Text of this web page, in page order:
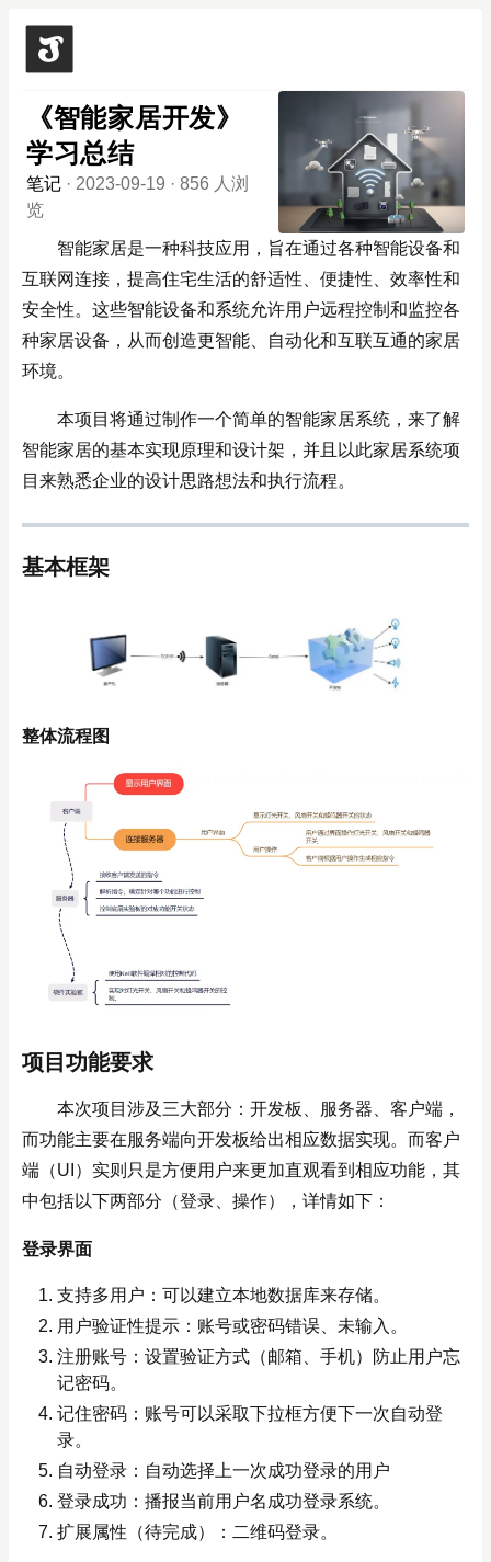
《智能家居开发》
学习总结
笔记 · 2023-09-19 · 856 人浏
览
智能家居是一种科技应用，旨在通过各种智能设备和
互联网连接，提高住宅生活的舒适性、便捷性、效率性和
安全性。这些智能设备和系统允许用户远程控制和监控各
种家居设备，从而创造更智能、自动化和互联互通的家居
环境。
本项目将通过制作一个简单的智能家居系统，来了解
智能家居的基本实现原理和设计架，并且以此家居系统项
目来熟悉企业的设计思路想法和执行流程。
基本框架
整体流程图
项目功能要求
本次项目涉及三大部分：开发板、服务器、客户端，
而功能主要在服务端向开发板给出相应数据实现。而客户
端（UI）实则只是方便用户来更加直观看到相应功能，其
中包括以下两部分（登录、操作），详情如下：
登录界面
支持多用户：可以建立本地数据库来存储。
用户验证性提示：账号或密码错误、未输入。
注册账号：设置验证方式（邮箱、手机）防止用户忘
记密码。
记住密码：账号可以采取下拉框方便下一次自动登
录。
自动登录：自动选择上一次成功登录的用户
登录成功：播报当前用户名成功登录系统。
扩展属性（待完成）：二维码登录。